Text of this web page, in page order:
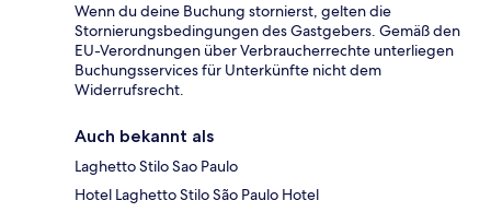
Wenn du deine Buchung stornierst, gelten die
Stornierungsbedingungen des Gastgebers. Gemäß den
EU-Verordnungen über Verbraucherrechte unterliegen
Buchungsservices für Unterkünfte nicht dem
Widerrufsrecht.
Auch bekannt als
Laghetto Stilo Sao Paulo
Hotel Laghetto Stilo São Paulo Hotel